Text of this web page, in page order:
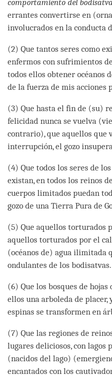
comportamiento del bodisatva
errantes convertirse en
involucrados en la conducta
(2) Que tantos seres como
enfermos con sufrimientos
todos ellos obtener océanos
de la fuerza de mis acciones
(3) Que hasta el fin de (su)
felicidad nunca se vuelva
contrario), que aquellos que
interrupción, el gozo
(4) Que todos los seres de
existan, en todos los reinos
cuerpos limitados puedan
gozo de una Tierra Pura de
(5) Que aquellos torturados
aquellos torturados por el
(océanos de) agua ilimitada
ondulantes de los bodisatvas.
(6) Que los bosques de hojas
ellos una arboleda de placer,
espinas se transformen en
(7) Que las regiones de
lugares deliciosos, con lagos
(nacidos del lago)
encantados con los